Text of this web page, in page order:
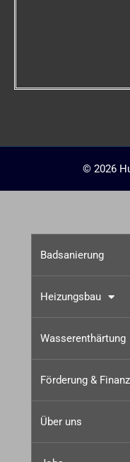
© 2026
Badsanierung
Heizungsbau
Wasserenthärtung
Förderung &
Über uns